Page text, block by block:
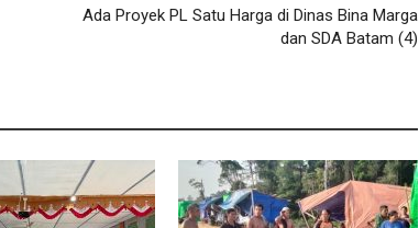
Ada Proyek PL Satu Harga di Dinas Bina Marga
dan SDA Batam (4)